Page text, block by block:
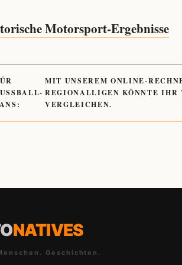
Motorsport-Ergebnisse
MIT UNSEREM ONLINE-
REGIONALLIGEN KÖNNTE IHR
VERGLEICHEN.
NATIVES
Geschichten.